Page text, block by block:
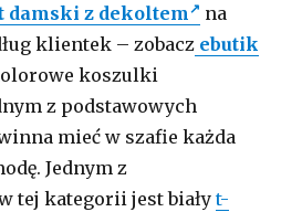
damski z dekoltem
na
klientek – zobacz ebutik
koszulki
z podstawowych
mieć w szafie każda
Jednym z
tej kategorii jest białyt-